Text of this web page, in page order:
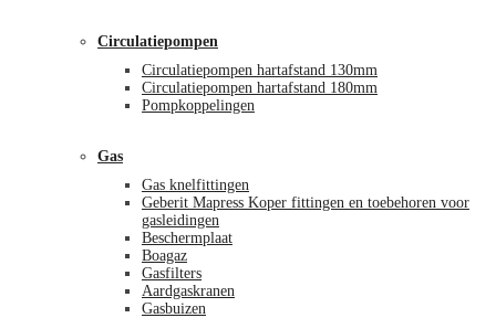
Circulatiepompen
Circulatiepompen hartafstand 130mm
Circulatiepompen hartafstand 180mm
Pompkoppelingen
Gas
Gas knelfittingen
Geberit Mapress Koper fittingen en toebehoren voor
gasleidingen
Beschermplaat
Boagaz
Gasfilters
Aardgaskranen
Gasbuizen